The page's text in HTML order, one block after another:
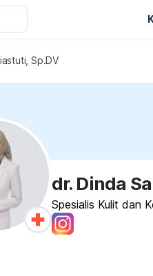
Sp.DV
dr. Dinda
Spesialis Kulit dan